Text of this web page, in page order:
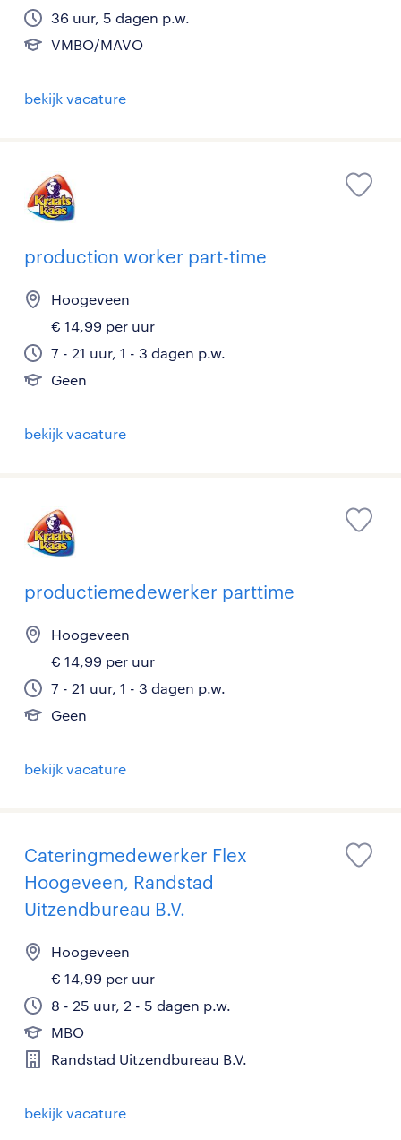
36 uur, 5 dagen p.w.
VMBO/MAVO
bekijk vacature
production worker part-time
Hoogeveen
€ 14,99 per uur
7 - 21 uur, 1 - 3 dagen p.w.
Geen
bekijk vacature
productiemedewerker parttime
Hoogeveen
€ 14,99 per uur
7 - 21 uur, 1 - 3 dagen p.w.
Geen
bekijk vacature
Cateringmedewerker Flex
Hoogeveen, Randstad
Uitzendbureau B.V.
Hoogeveen
€ 14,99 per uur
8 - 25 uur, 2 - 5 dagen p.w.
MBO
Randstad Uitzendbureau B.V.
bekijk vacature